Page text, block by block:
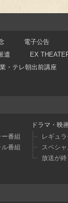
電子公告
遣
EX
・テレ朝出前講座
番組
番組
ドラマ・映
レギュ
スペシ
放送が